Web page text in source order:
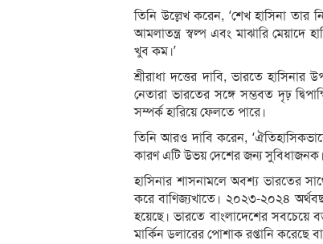
তিনি উল্লেখ করেন, ‘শেখ হাসিনা তার
আমলাতন্ত্র স্বল্প এবং মাঝারি মেয়াদে
খুব কম।’
শ্রীরাধা দত্তের দাবি, ভারতে হাসিনার
নেতারা ভারতের সঙ্গে সম্ভবত দৃঢ়
সম্পর্ক হারিয়ে ফেলতে পারে।
তিনি আরও দাবি করেন,
কারণ এটি উভয় দেশের জন্য
হাসিনার শাসনামলে অবশ্য ভারতের
করে বাণিজ্যখাতে। ২০২৩-২০২৪
হয়েছে। ভারতে বাংলাদেশের সবচেয়ে
মার্কিন ডলারের পোশাক রপ্তানি করেছে